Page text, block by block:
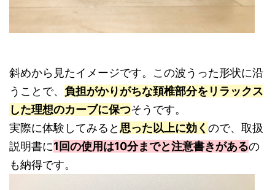
斜めから見たイメージです。この波うった形状に沿
うことで、 負担がかりがちな頚椎部分をリラックス
した理想のカーブに保つそうです。
実際に体験してみると思った以上に効く ので、取扱
説明書に1回の使用は10分までと注意書きがあるの
も納得です。